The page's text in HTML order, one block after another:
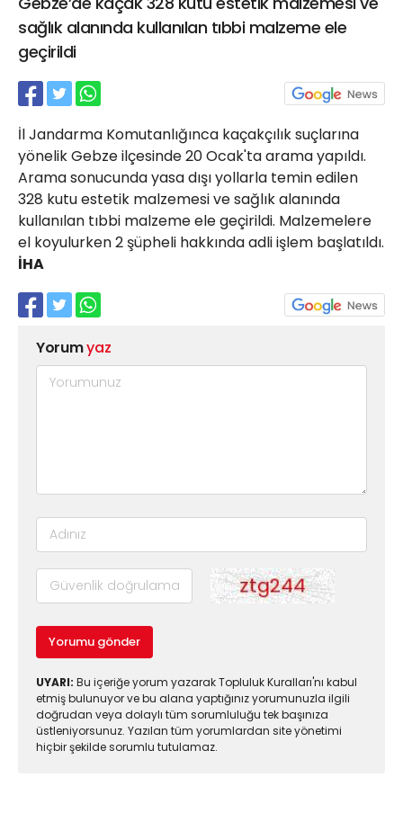
sağlık alanında kullanılan tıbbi malzeme ele
geçirildi
İl Jandarma Komutanlığınca kaçakçılık suçlarına
yönelik Gebze ilçesinde 20 Ocak'ta arama yapıldı.
Arama sonucunda yasa dışı yollarla temin edilen
328 kutu estetik malzemesi ve sağlık alanında
kullanılan tıbbi malzeme ele geçirildi. Malzemelere
el koyulurken 2 şüpheli hakkında adli işlem başlatıldı.
İHA
Yorumyaz
Yorumu gönder
UYARI: Bu içeriğe yorum yazarak Topluluk Kuralları'nı kabul
etmiş bulunuyor ve bu alana yaptığınız yorumunuzla ilgili
doğrudan veya dolaylı tüm sorumluluğu tek başınıza
üstleniyorsunuz. Yazılan tüm yorumlardan site yönetimi
hiçbir şekilde sorumlu tutulamaz.
21 Gölcük